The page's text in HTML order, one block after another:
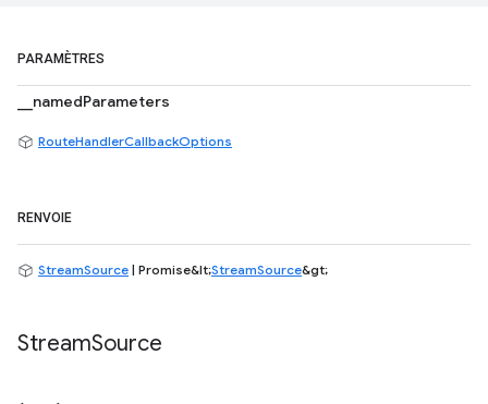
PARAMÈTRES
__namedParameters
RouteHandlerCallbackOptions
RENVOIE
StreamSource | Promise&lt;StreamSource&gt;
StreamSource